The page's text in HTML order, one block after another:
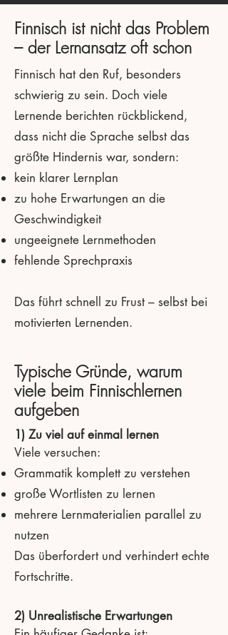
Finnisch ist nicht das Problem
– der Lernansatz oft schon
Finnisch hat den Ruf, besonders
schwierig zu sein. Doch viele
Lernende berichten rückblickend,
dass nicht die Sprache selbst das
größte Hindernis war, sondern:
kein klarer Lernplan
zu hohe Erwartungen an die
Geschwindigkeit
ungeeignete Lernmethoden
fehlende Sprechpraxis
Das führt schnell zu Frust – selbst bei
motivierten Lernenden.
Typische Gründe, warum
viele beim Finnischlernen
aufgeben
1) Zu viel auf einmal lernen
Viele versuchen:
Grammatik komplett zu verstehen
große Wortlisten zu lernen
mehrere Lernmaterialien parallel zu
nutzen
Das überfordert und verhindert echte
Fortschritte.
2) Unrealistische Erwartungen